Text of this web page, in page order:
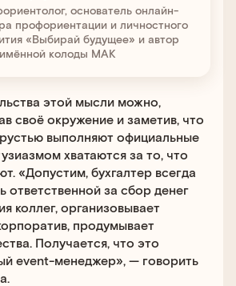
основатель онлайн-
профориентации и личностного
«Выбирай будущее» и автор
колоды МАК
этой мысли можно,
своё окружение и заметив, что
выполняют официальные
хватаются за то, что
«Допустим, бухгалтер всегда
ответственной за сбор денег
коллег, организовывает
продумывает
Получается, что это
event-менеджер», — говорить